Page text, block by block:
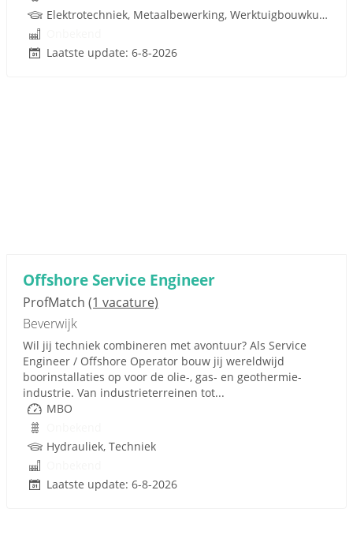
Elektrotechniek, Metaalbewerking, Werktuigbouwkunde, Hydrauliek, Pneumatiek, Techniek
Laatste update: 6-8-2026
Offshore Service Engineer
ProfMatch (1 vacature)
Beverwijk
Wil jij techniek combineren met avontuur? Als Service
Engineer / Offshore Operator bouw jij wereldwijd
boorinstallaties op voor de olie-, gas- en geothermie-
industrie. Van industrieterreinen tot...
MBO
Hydrauliek, Techniek
Laatste update: 6-8-2026